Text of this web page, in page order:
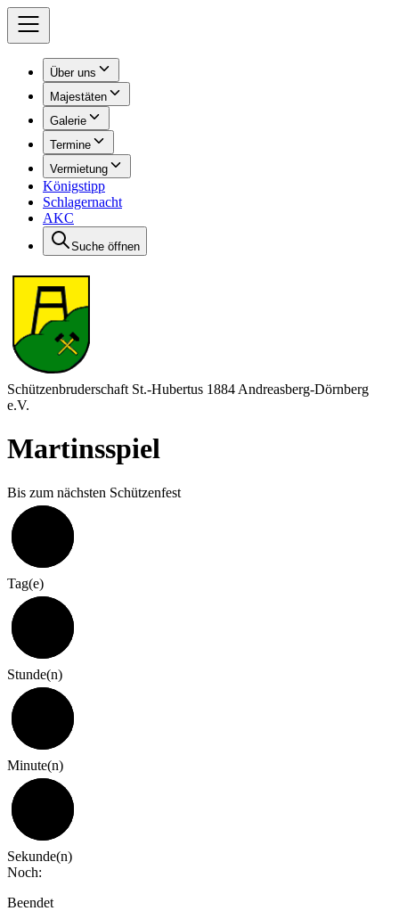
Über uns
Majestäten
Galerie
Termine
Vermietung
Königstipp
Schlagernacht
AKC
Suche öffnen
Schützenbruderschaft St.-Hubertus 1884 Andreasberg-Dörnberg
e.V.
Martinsspiel
Bis zum nächsten Schützenfest
Tag(e)
Stunde(n)
Minute(n)
Sekunde(n)
Noch:
Beendet